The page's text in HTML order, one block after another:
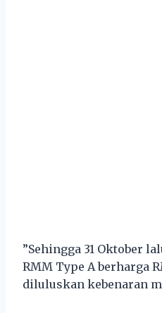
”Sehingga 31 Oktober
RMM Type A berharga
diluluskan kebenaran